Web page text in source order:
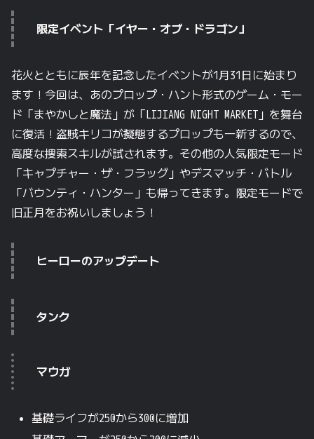
限定イベント 「イヤー・オブ・ドラゴン」
花火とともに辰年を記念したイベントが1月31日に始まり
ます！ 今回は、 あのプロップ・ハント形式のゲーム・モー
ド 「まやかしと 魔法」が 「LIJIANG NIGHT MARKET」を舞台
に復活！ 盗賊キリコが擬態するプロップも一新するので、
高度な捜索スキルが試されます。 その他の人気限定モード
「キャプチャー・ザ・フラッグ」やデスマッチ・バトル
「バウンティ・ハンター」も帰ってきます。 限定モードで
旧正月をお祝いしましょう！
ヒーローのアップデート
タンク
マウガ
基礎ライフが250から300に増加